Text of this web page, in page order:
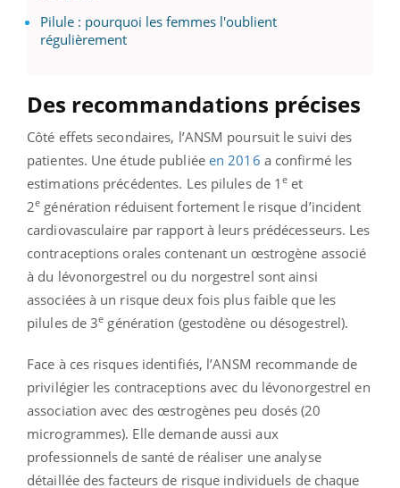
Pilule : pourquoi les femmes l'oublient
régulièrement
Des recommandations précises
Côté effets secondaires, l’ANSM poursuit le suivi des
patientes. Une étude publiée en 2016 a confirmé les
estimations précédentes. Les pilules de 1e et
2e génération réduisent fortement le risque d’incident
cardiovasculaire par rapport à leurs prédécesseurs. Les
contraceptions orales contenant un œstrogène associé
à du lévonorgestrel ou du norgestrel sont ainsi
associées à un risque deux fois plus faible que les
pilules de 3e génération (gestodène ou désogestrel).
Face à ces risques identifiés, l’ANSM recommande de
privilégier les contraceptions avec du lévonorgestrel en
association avec des œstrogènes peu dosés (20
microgrammes). Elle demande aussi aux
professionnels de santé de réaliser une analyse
détaillée des facteurs de risque individuels de chaque